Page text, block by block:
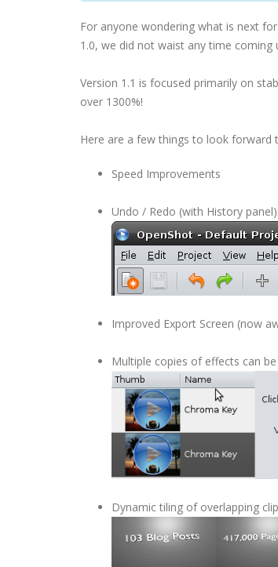
For anyone wondering what is next
1.0, we did not waist any time
Version 1.1 is focused primarily on
over 1300%!
Here are a few things to look forward
Speed Improvements
Undo / Redo (with History panel):
Improved Export Screen (now
Multiple copies of effects can
Dynamic tiling of overlapping